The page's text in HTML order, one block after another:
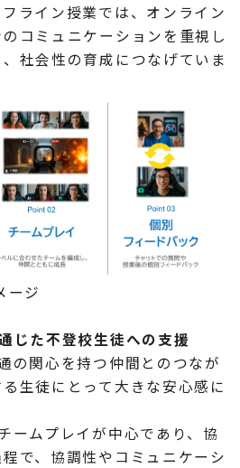
ライン授業では、オンライン
コミュニケーションを重視し
社会性の育成につなげていま
ージ
じた不登校生徒への支援
の関心を持つ仲間とのつなが
生徒にとって大きな安心感に
ームプレイが中心であり、協
で、協調性やコミュニケーシ